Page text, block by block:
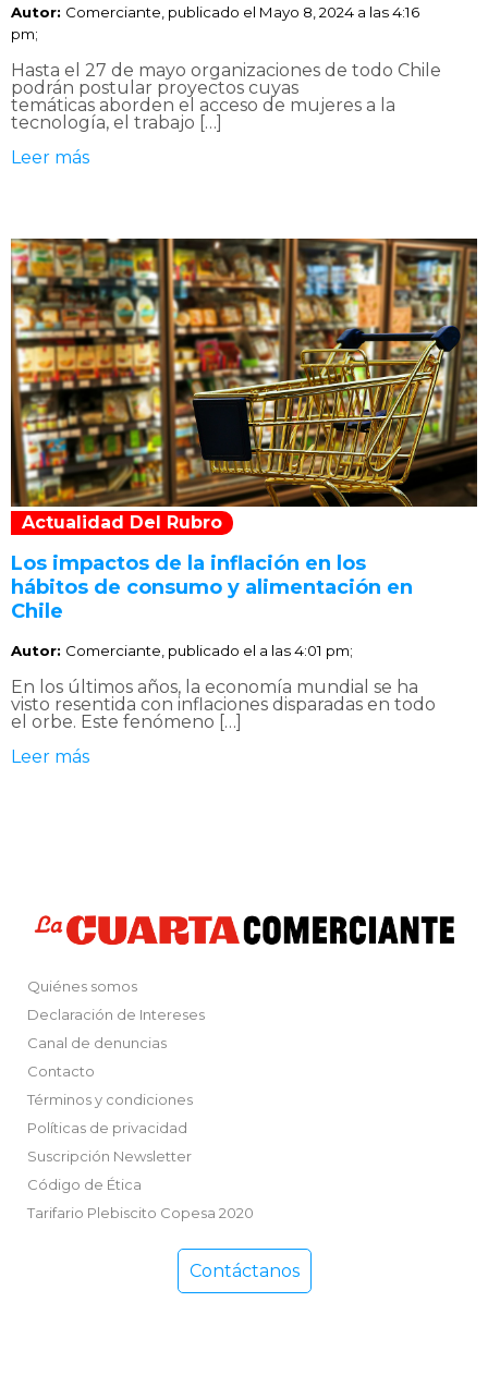
Autor: Comerciante, publicado el Mayo 8, 2024 a las 4:16
pm;
Hasta el 27 de mayo organizaciones de todo Chile
podrán postular proyectos cuyas
temáticas aborden el acceso de mujeres a la
tecnología, el trabajo […]
Leer más
Actualidad Del Rubro
Los impactos de la inflación en los
hábitos de consumo y alimentación en
Chile
Autor: Comerciante, publicado el a las 4:01 pm;
En los últimos años, la economía mundial se ha
visto resentida con inflaciones disparadas en todo
el orbe. Este fenómeno […]
Leer más
Quiénes somos
Declaración de Intereses
Canal de denuncias
Contacto
Términos y condiciones
Políticas de privacidad
Suscripción Newsletter
Código de Ética
Tarifario Plebiscito Copesa 2020
Contáctanos